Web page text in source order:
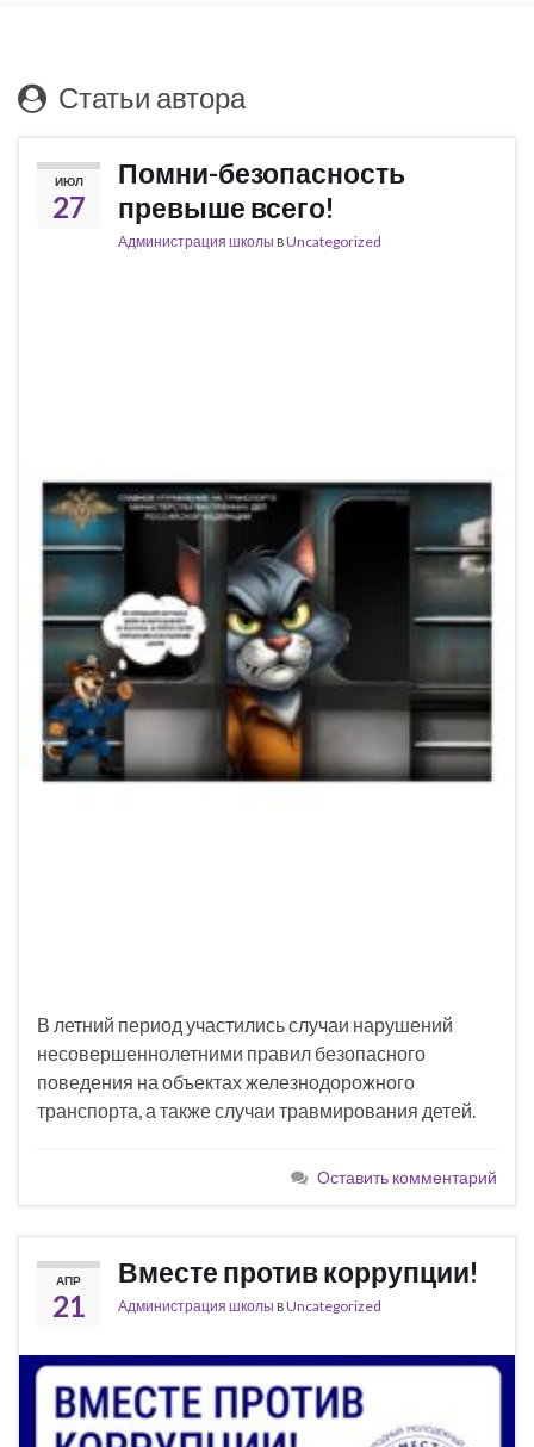
Статьи автора
ИЮЛ
27
Помни-безопасность
превыше всего!
Администрация школы вUncategorized
В летний период участились случаи нарушений
несовершеннолетними правил безопасного
поведения на объектах железнодорожного
транспорта, а также случаи травмирования детей.
Оставить комментарий
АПР
21
Вместе против коррупции!
Администрация школы вUncategorized